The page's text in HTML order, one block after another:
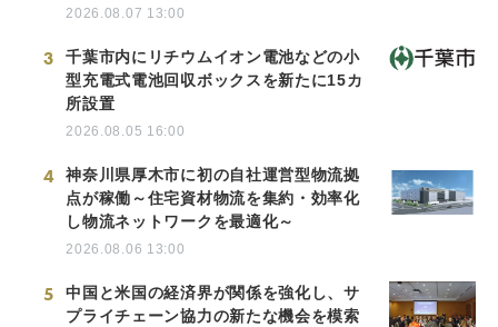
2026.08.07 13:00
3
千葉市内にリチウムイオン電池などの小
型充電式電池回収ボックスを新たに15カ
所設置
2026.08.05 16:00
4
神奈川県厚木市に初の自社運営型物流拠
点が稼働～住宅資材物流を集約・効率化
し物流ネットワークを最適化～
2026.08.06 13:00
5
中国と米国の経済界が関係を強化し、サ
プライチェーン協力の新たな機会を模索